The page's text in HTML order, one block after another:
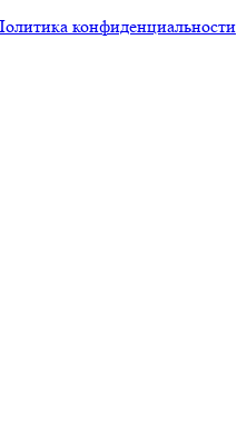
конфиденциальности